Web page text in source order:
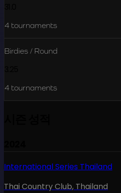
4 tournaments
Birdies / Round
4 tournaments
International Series Thailand
Thai Country Club, Thailand